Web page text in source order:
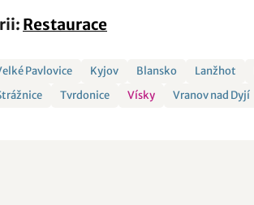
Restaurace
Pavlovice Kyjov Blansko Lanžhot
Tvrdonice Vísky Vranov nad Dyjí